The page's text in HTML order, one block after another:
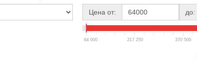
Цена от: до:
64 000 217 250 370 500